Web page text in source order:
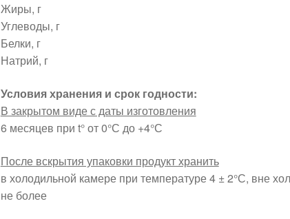
Жиры, г
Углеводы, г
Белки, г
Натрий, г
Условия хранения и срок годности:
В закрытом виде с даты изготовления
6 месяцев при t° от 0°С до +4°С
После вскрытия упаковки продукт хранить
в холодильной камере при температуре 4 ± 2°С, вне
не более 48